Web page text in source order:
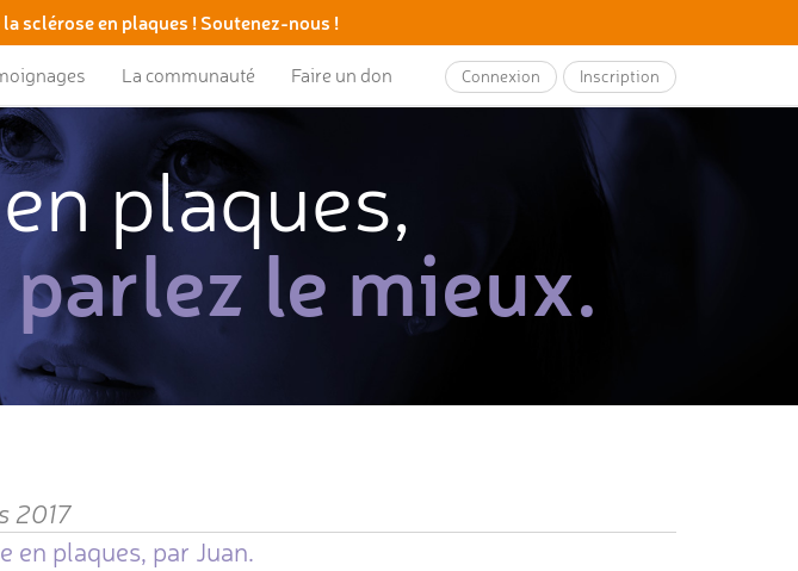
sclérose en plaques ! Soutenez-nous !
La communauté Faire un don Connexion Inscription
plaques,
le mieux.
2017
en plaques, par Juan.